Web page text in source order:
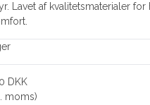
Lavet af kvalitetsmaterialer
DKK
moms)